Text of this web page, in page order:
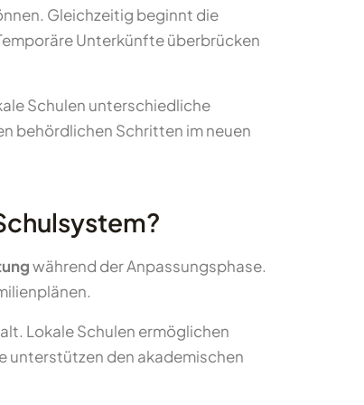
Gleichzeitig beginnt die
Unterkünfte überbrücken
Schulen unterschiedliche
behördlichen Schritten im neuen
während der Anpassungsphase.
Lokale Schulen ermöglichen
unterstützen den akademischen